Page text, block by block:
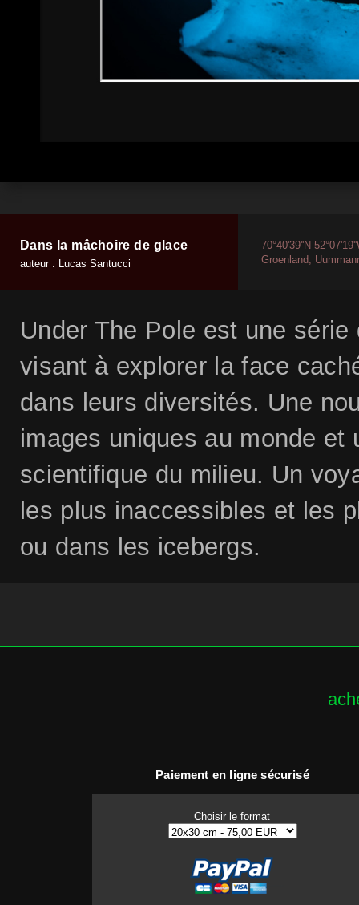
Dans la mâchoire de glace
auteur : Lucas Santucci
70°40'39''N
Groenland,
Under The Pole est une
visant à explorer la face
dans leurs diversités. Une
images uniques au monde et
scientifique du milieu. Un
les plus inaccessibles et les
ou dans les icebergs.
Paiement en ligne sécurisé
Choisir le format